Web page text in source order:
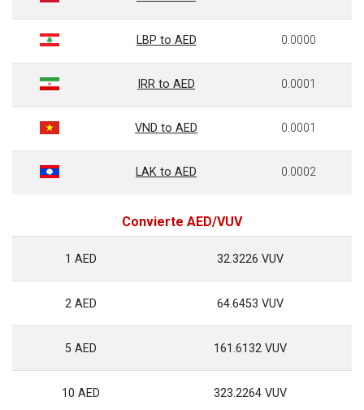
LBP to AED 0.0000
IRR to AED 0.0001
VND to AED 0.0001
LAK to AED 0.0002
Convierte AED/VUV
1 AED 32.3226 VUV
2 AED 64.6453 VUV
5 AED 161.6132 VUV
10 AED 323.2264 VUV